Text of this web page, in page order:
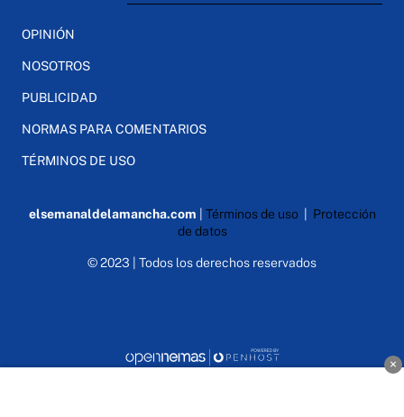
OPINIÓN
NOSOTROS
PUBLICIDAD
NORMAS PARA COMENTARIOS
TÉRMINOS DE USO
elsemanaldelamancha.com Términos de uso| Protección
de datos
© 2023 | Todos los derechos reservados
×